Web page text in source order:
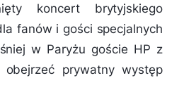
koncert brytyjskiego
fanów i gości specjalnych
w Paryżu goście HP z
obejrzeć prywatny występ